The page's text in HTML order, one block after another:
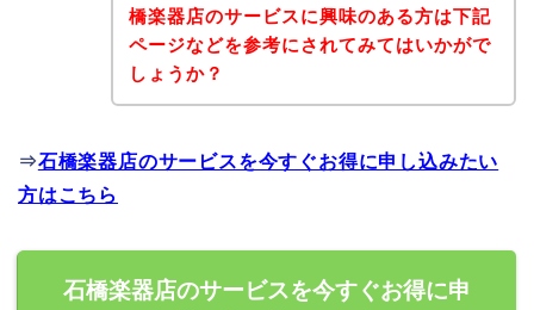
橋楽器店のサービスに興味のある方は下記
ページなどを参考にされてみてはいかがで
しょうか？
⇒石橋楽器店のサービスを今すぐお得に申し込みたい
方はこちら
石橋楽器店のサービスを今すぐお得に申